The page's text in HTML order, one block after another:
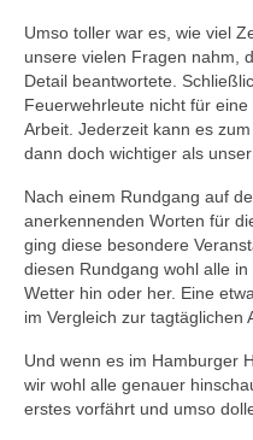
Umso toller war es, wie viel
unsere vielen Fragen nahm,
Detail beantwortete.
Feuerwehrleute nicht für
Arbeit. Jederzeit kann es
dann doch wichtiger als
Nach einem Rundgang auf
anerkennenden Worten für
ging diese besondere
diesen Rundgang wohl alle
Wetter hin oder her. Eine
im Vergleich zur tagtäglichen
Und wenn es im Hamburger
wir wohl alle genauer
erstes vorfährt und umso